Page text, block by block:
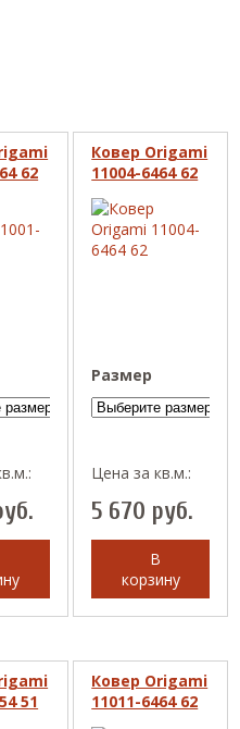
62
Ковер Origami
11004-6464 62
Размер
Цена за кв.м.:
5 670 руб.
В
корзину
51
Ковер Origami
11011-6464 62